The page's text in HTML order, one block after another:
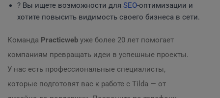
? Вы ищете возможности для SEO-оптимизации и
хотите повысить видимость своего бизнеса в сети.
Команда Practicweb уже более 20 лет помогает
компаниям превращать идеи в успешные проекты.
У нас есть профессиональные специалисты,
которые подготовят вас к работе с Tilda — от